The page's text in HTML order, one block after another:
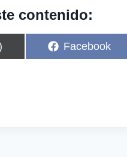
contenido:
C
o
Facebook